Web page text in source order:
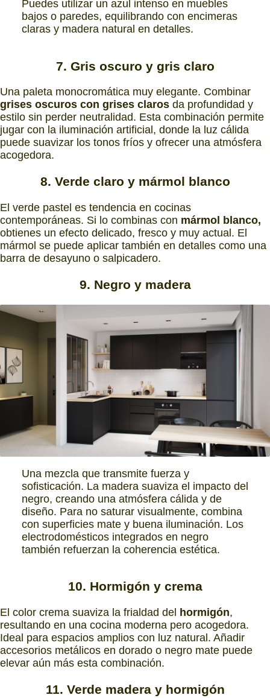
Puedes utilizar un azul intenso en muebles
bajos o paredes, equilibrando con encimeras
claras y madera natural en detalles.
7. Gris oscuro y gris claro
Una paleta monocromática muy elegante. Combinar
grises oscuros con grises claros da profundidad y
estilo sin perder neutralidad. Esta combinación permite
jugar con la iluminación artificial, donde la luz cálida
puede suavizar los tonos fríos y ofrecer una atmósfera
acogedora.
8. Verde claro y mármol blanco
El verde pastel es tendencia en cocinas
contemporáneas. Si lo combinas con mármol blanco,
obtienes un efecto delicado, fresco y muy actual. El
mármol se puede aplicar también en detalles como una
barra de desayuno o salpicadero.
9. Negro y madera
Una mezcla que transmite fuerza y
sofisticación. La madera suaviza el impacto del
negro, creando una atmósfera cálida y de
diseño. Para no saturar visualmente, combina
con superficies mate y buena iluminación. Los
electrodomésticos integrados en negro
también refuerzan la coherencia estética.
10. Hormigón y crema
El color crema suaviza la frialdad del hormigón,
resultando en una cocina moderna pero acogedora.
Ideal para espacios amplios con luz natural. Añadir
accesorios metálicos en dorado o negro mate puede
elevar aún más esta combinación.
11. Verde madera y hormigón